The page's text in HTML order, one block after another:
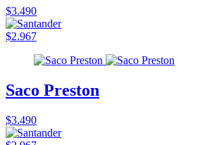
$3.490
$2.967
Saco Preston
$3.490